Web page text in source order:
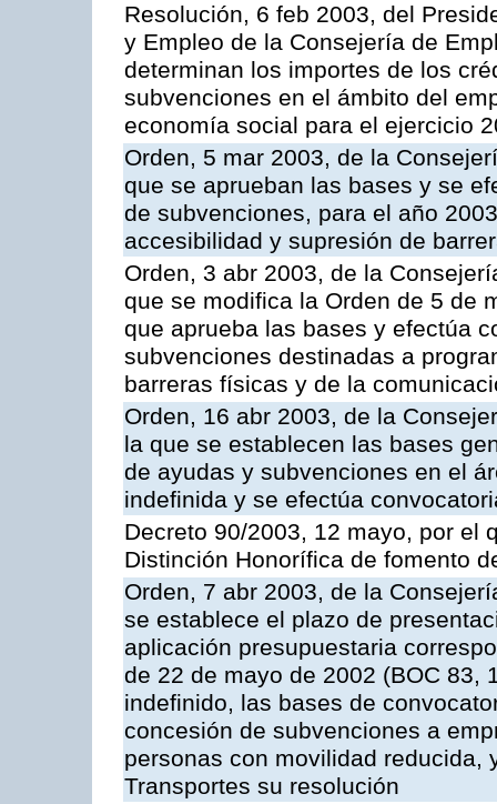
Resolución, 6 feb 2003, del
y Empleo de la Consejería de
determinan los importes de los
subvenciones en el ámbito del
economía social para el ejercicio
Orden, 5 mar 2003, de la
que se aprueban las bases y se
de subvenciones, para el año
accesibilidad y supresión de
Orden, 3 abr 2003, de la
que se modifica la Orden de 5 de
que aprueba las bases y efectúa
subvenciones destinadas a
barreras físicas y de la
Orden, 16 abr 2003, de la
la que se establecen las bases
de ayudas y subvenciones en el
indefinida y se efectúa
Decreto 90/2003, 12 mayo, por el
Distinción Honorífica de fomento
Orden, 7 abr 2003, de la
se establece el plazo de
aplicación presupuestaria
de 22 de mayo de 2002 (BOC 83,
indefinido, las bases de
concesión de subvenciones a
personas con movilidad reducida,
Transportes su resolución